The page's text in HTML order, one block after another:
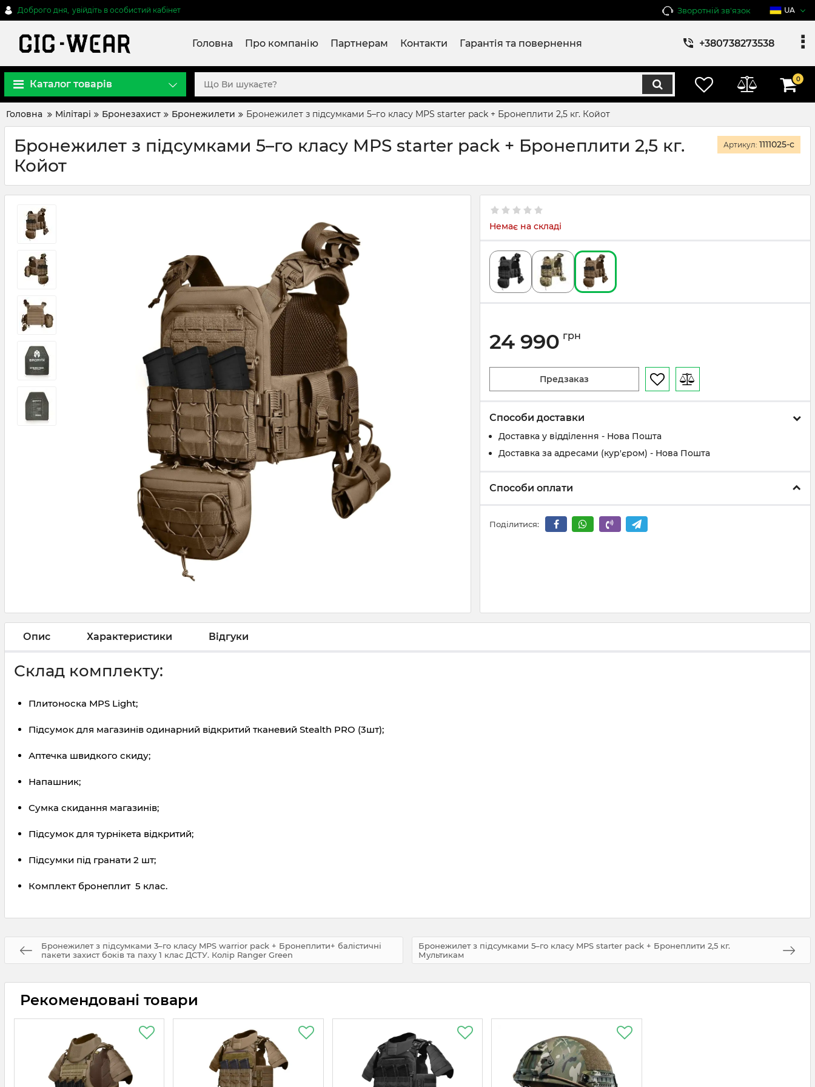
Доброго дня, увійдіть в особистий кабінет Зворотній зв'язок UA
Головна Про компанію Партнерам Контакти Гарантія та повернення +380738273538
Каталог товарів 0
Головна Мілітарі Бронезахист Бронежилети Бронежилет з підсумками 5–го класу MPS starter pack + Бронеплити 2,5 кг. Койот
Бронежилет з підсумками 5–го класу MPS starter pack + Бронеплити 2,5 кг.
Койот
Артикул: 1111025-c
Немає на складі
24 990 грн
Предзаказ
Способи доставки
Доставка у відділення - Нова Пошта
Доставка за адресами (кур'єром) - Нова Пошта
Способи оплати
Поділитися:
Опис Характеристики Відгуки
Склад комплекту:
Плитоноска MPS Light;
Підсумок для магазинів одинарний відкритий тканевий Stealth PRO (3шт);
Аптечка швидкого скиду;
Напашник;
Сумка скидання магазинів;
Підсумок для турнікета відкритий;
Підсумки під гранати 2 шт;
Комплект бронеплит 5 клас.
Бронежилет з підсумками 3–го класу MPS warrior pack + Бронеплити+ балістичні
пакети захист боків та паху 1 клас ДСТУ. Колір Ranger Green
Бронежилет з підсумками 5–го класу MPS starter pack + Бронеплити 2,5 кг.
Мультикам
Рекомендовані товари